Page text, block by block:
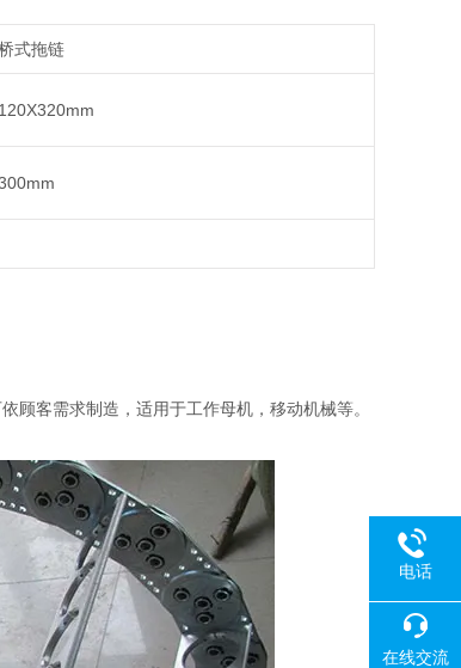
式拖链
120X320mm
顾客需求制造，适用于工作母机，移动机械等。
电话
在线交流